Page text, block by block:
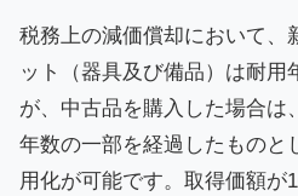
税務上の減価償却において、
ット（器具及び備品）は耐用
が、中古品を購入した場合は
年数の一部を経過したものと
用化が可能です。取得価額が